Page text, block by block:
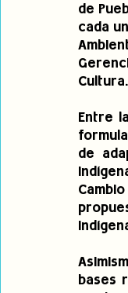
de
cada
Cultura.
Entre
de
bases